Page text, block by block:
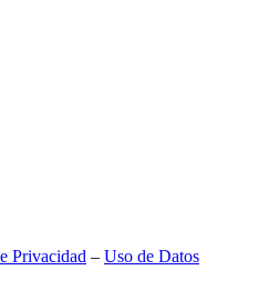
Privacidad – Uso de Datos